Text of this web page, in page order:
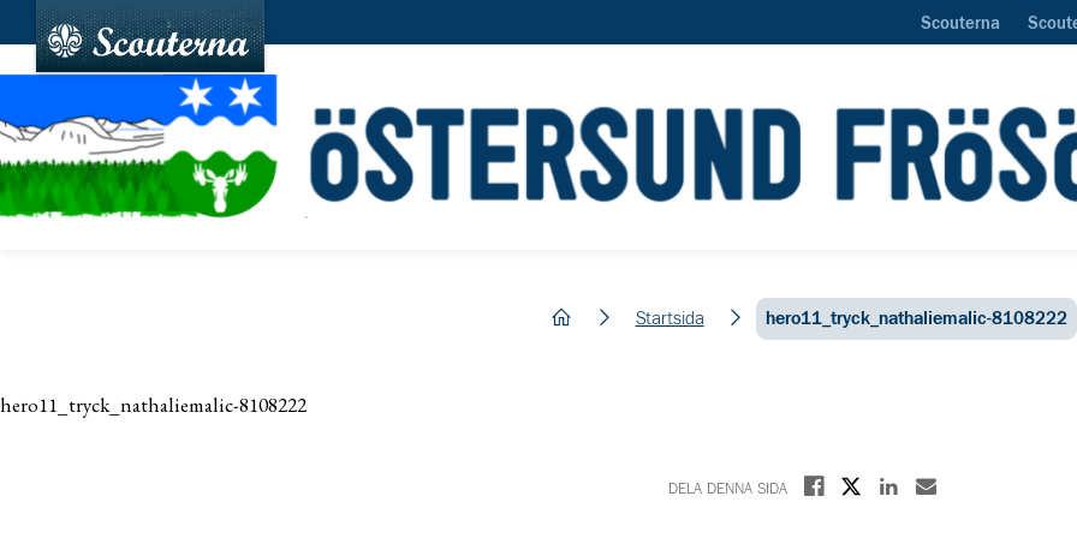
Scouterna
hem Startsida hero11_tryck_nathaliemalic-8108222
hero11_tryck_nathaliemalic-8108222
DELA DENNA SIDA Dela på Facebook
Dela på XDela på Linkedin
Dela med E-post